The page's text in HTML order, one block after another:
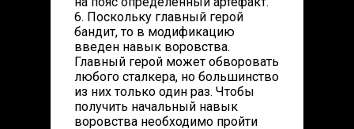
6. Поскольку главный герой
бандит, то в модификацию
введен навык воровства.
Главный герой может обворовать
любого сталкера, но большинство
из них только один раз. Чтобы
получить начальный навык
воровства необходимо пройти